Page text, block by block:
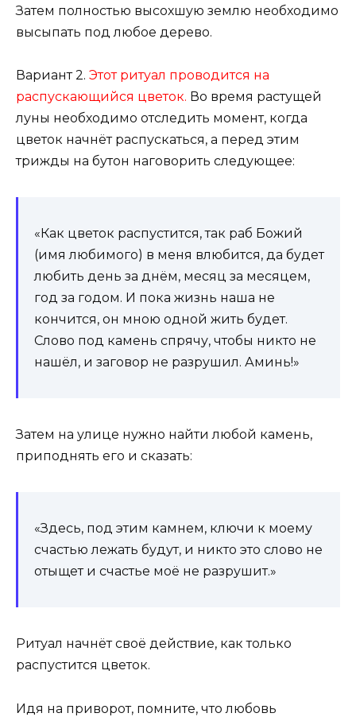
Затем полностью высохшую землю необходимо
высыпать под любое дерево.
Вариант 2. Этот ритуал проводится на
распускающийся цветок. Во время растущей
луны необходимо отследить момент, когда
цветок начнёт распускаться, а перед этим
трижды на бутон наговорить следующее:
«Как цветок распустится, так раб Божий
(имя любимого) в меня влюбится, да будет
любить день за днём, месяц за месяцем,
год за годом. И пока жизнь наша не
кончится, он мною одной жить будет.
Слово под камень спрячу, чтобы никто не
нашёл, и заговор не разрушил. Аминь!»
Затем на улице нужно найти любой камень,
приподнять его и сказать:
«Здесь, под этим камнем, ключи к моему
счастью лежать будут, и никто это слово не
отыщет и счастье моё не разрушит.»
Ритуал начнёт своё действие, как только
распустится цветок.
Идя на приворот, помните, что любовь